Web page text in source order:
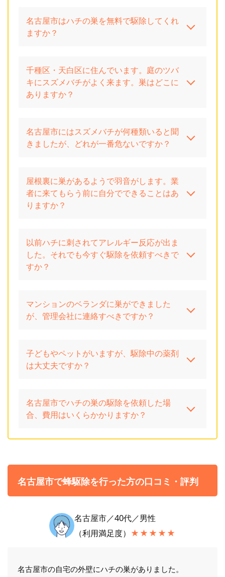
名古屋市はハチの巣を無料で駆除してくれ
ますか？
千種区・天白区に住んでいます。庭のツバ
キにスズメバチがよく来ます。巣はどこに
ありますか？
名古屋市にはスズメバチが何種類いると聞
きましたが、どれが一番危ないですか？
屋根裏に巣があるようで羽音がします。業
者に来てもらう前に自分でできることはあ
りますか？
以前ハチに刺されてアレルギー反応が出ま
した。それでも今すぐ駆除を依頼すべきで
すか？
マンションのベランダに巣ができました
が、管理会社に連絡すべきですか？
子どもやペットがいますが、駆除中の薬剤
は大丈夫ですか？
名古屋市でハチの巣の駆除を依頼した場
合、費用はいくらかかりますか？
名古屋市で蜂駆除を行った方の口コミ・評判
名古屋市／40代／男性
（利用満足度） ★★★★★
名古屋市の自宅の外壁にハチの巣がありました。